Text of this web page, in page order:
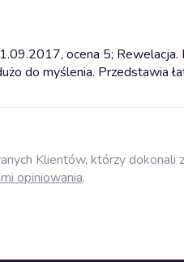
ocena 5;
do myślenia. Przedstawia
Klientów, którzy dokonali
opiniowania.